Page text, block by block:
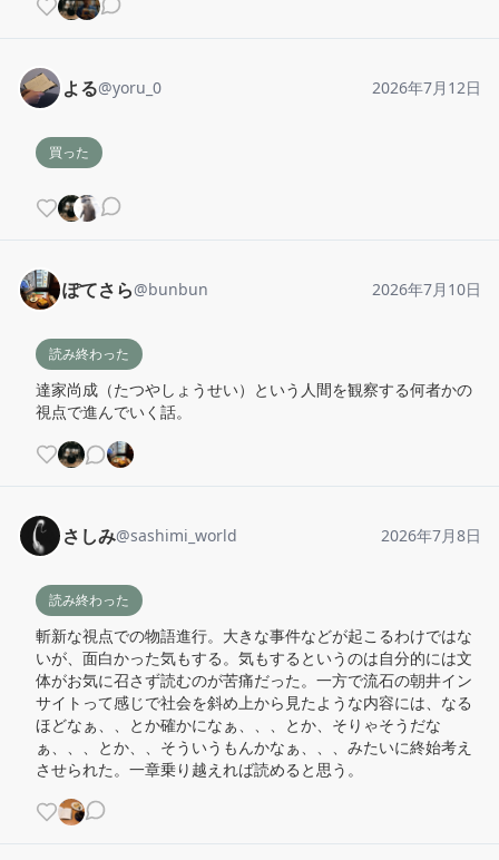
よる@yoru_0 2026年7月12日
買った
ぽてさら@bunbun 2026年7月10日
読み終わった
達家尚成（たつやしょうせい）という人間を観察する何者かの
視点で進んでいく話。
さしみ@sashimi_world 2026年7月8日
読み終わった
斬新な視点での物語進行。大きな事件などが起こるわけではな
いが、面白かった気もする。気もするというのは自分的には文
体がお気に召さず読むのが苦痛だった。一方で流石の朝井イン
サイトって感じで社会を斜め上から見たような内容には、なる
ほどなぁ、、とか確かになぁ、、、とか、そりゃそうだな
ぁ、、、とか、、そういうもんかなぁ、、、みたいに終始考え
させられた。一章乗り越えれば読めると思う。